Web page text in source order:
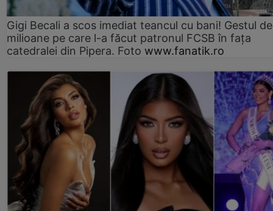
Gigi Becali a scos imediat teancul cu bani! Gestul de
milioane pe care l-a făcut patronul FCSB în fața
catedralei din Pipera. Foto www.fanatik.ro